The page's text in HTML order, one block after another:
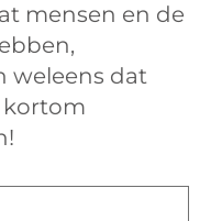
mensen en de
weleens dat
kortom